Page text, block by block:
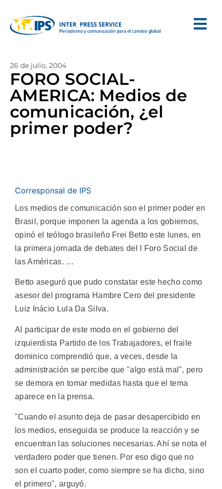
26 de julio, 2004
FORO SOCIAL-
AMERICA: Medios de
comunicación, ¿el
primer poder?
Corresponsal de IPS
Los medios de comunicación son el primer poder en
Brasil, porque imponen la agenda a los gobiernos,
opinó el teólogo brasileño Frei Betto este lunes, en
la primera jornada de debates del I Foro Social de
las Américas. …
Betto aseguró que pudo constatar este hecho como
asesor del programa Hambre Cero del presidente
Luiz Inácio Lula Da Silva.
Al participar de este modo en el gobierno del
izquierdista Partido de los Trabajadores, el fraile
dominico comprendió que, a veces, desde la
administración se percibe que "algo está mal", pero
se demora en tomar medidas hasta que el tema
aparece en la prensa.
"Cuando el asunto deja de pasar desapercibido en
los medios, enseguida se produce la reacción y se
encuentran las soluciones necesarias. Ahí se nota el
verdadero poder que tienen. Por eso digo que no
son el cuarto poder, como siempre se ha dicho, sino
el primero", arguyó.